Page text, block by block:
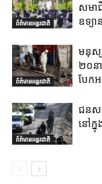
ព័ត៌មានអន្តរជាតិ
សមា
ឧទ្យា
ព័ត៌មានអន្តរជាតិ
មនុស្
២០ន
បែក
ព័ត៌មានអន្តរជាតិ
ជនស
នៅក្